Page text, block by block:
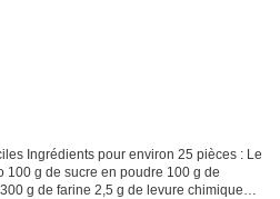
Ingrédients pour environ 25 pièces : Le
100 g de sucre en poudre 100 g de
g de farine 2,5 g de levure chimique